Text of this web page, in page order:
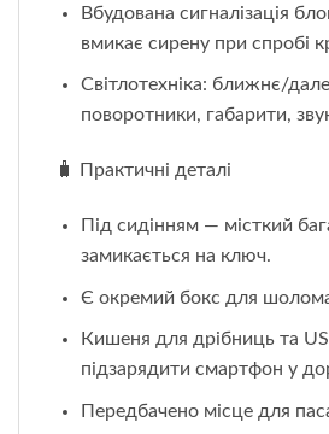
Вбудована сигналізація
вмикає сирену при спробі
Світлотехніка: ближнє/
поворотники, габарити,
🧳 Практичні деталі
Під сидінням — місткий
замикається на ключ.
Є окремий бокс для
Кишеня для дрібниць та
підзарядити смартфон у
Передбачено місце для